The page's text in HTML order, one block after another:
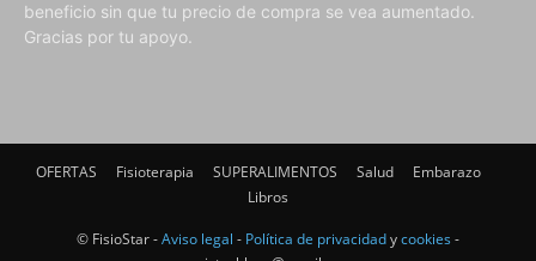
beneficio sin que tu precio de compra se vea aumentado.
Gracias por tu apoyo.
OFERTAS Fisioterapia SUPERALIMENTOS Salud
Embarazo
Libros
© FisioStar -Aviso legal - Política de privacidadycookies -